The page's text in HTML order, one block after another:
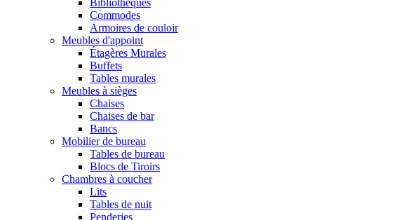
Commodes
Armoires de couloir
Meubles d'appoint
Étagères Murales
Buffets
Tables murales
Meubles à sièges
Chaises
Chaises de bar
Bancs
Mobilier de bureau
Tables de bureau
Blocs de Tiroirs
Chambres à coucher
Lits
Tables de nuit
Penderies